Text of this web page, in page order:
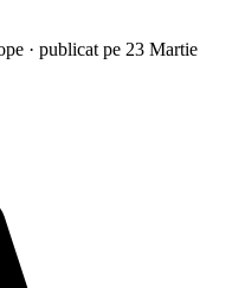
· publicat pe 23 Martie